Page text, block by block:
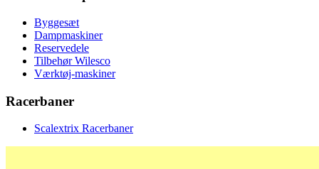
Byggesæt
Dampmaskiner
Reservedele
Tilbehør Wilesco
Værktøj-maskiner
Racerbaner
Scalextrix Racerbaner